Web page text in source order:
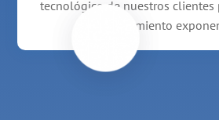
tecnológico de nuestros clientes
crecimiento